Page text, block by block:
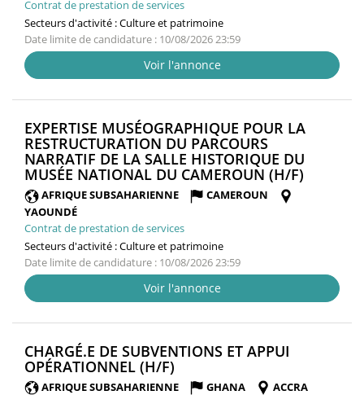
Contrat de prestation de services
Secteurs d'activité :Culture et patrimoine
Date limite de candidature : 10/08/2026 23:59
Voir l'annonce
EXPERTISE MUSÉOGRAPHIQUE POUR LA
RESTRUCTURATION DU PARCOURS
NARRATIF DE LA SALLE HISTORIQUE DU
MUSÉE NATIONAL DU CAMEROUN (H/F)
AFRIQUE SUBSAHARIENNE
CAMEROUN
YAOUNDÉ
Contrat de prestation de services
Secteurs d'activité :Culture et patrimoine
Date limite de candidature : 10/08/2026 23:59
Voir l'annonce
CHARGÉ.E DE SUBVENTIONS ET APPUI
OPÉRATIONNEL (H/F)
FENÊTRE)
AFRIQUE SUBSAHARIENNE GHANA
ACCRA